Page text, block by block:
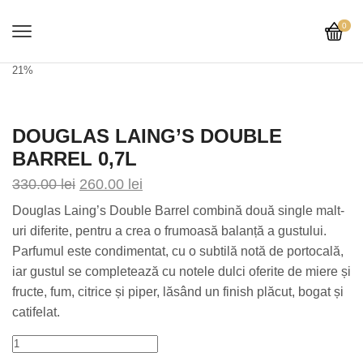
0
21%
DOUGLAS LAING’S DOUBLE
BARREL 0,7L
330.00lei 260.00 lei
Douglas Laing’s Double Barrel combină două single malt-
uri diferite, pentru a crea o frumoasă balanță a gustului.
Parfumul este condimentat, cu o subtilă notă de portocală,
iar gustul se completează cu notele dulci oferite de miere și
fructe, fum, citrice și piper, lăsând un finish plăcut, bogat și
catifelat.
Douglas